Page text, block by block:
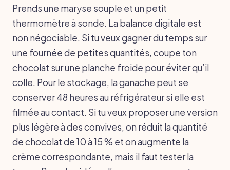
Prends une maryse souple et un petit
thermomètre à sonde. La balance digitale est
non négociable. Si tu veux gagner du temps sur
une fournée de petites quantités, coupe ton
chocolat sur une planche froide pour éviter qu’il
colle. Pour le stockage, la ganache peut se
conserver 48 heures au réfrigérateur si elle est
filmée au contact. Si tu veux proposer une version
plus légère à des convives, on réduit la quantité
de chocolat de 10 à 15 % et on augmente la
crème correspondante, mais il faut tester la